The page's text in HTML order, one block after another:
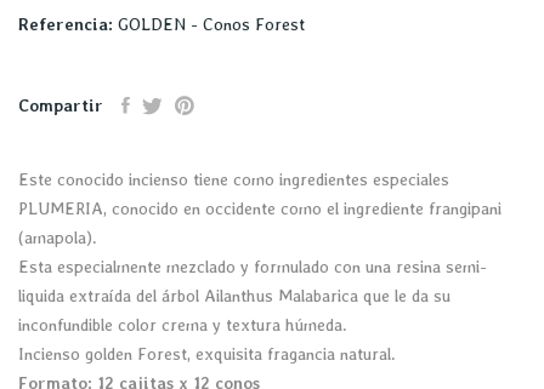
Referencia: GOLDEN - Conos Forest
Compartir
Este conocido incienso tiene como ingredientes especiales
PLUMERIA, conocido en occidente como el ingrediente frangipani
(amapola).
Esta especialmente mezclado y formulado con una resina semi-
liquida extraída del árbol Ailanthus Malabarica que le da su
inconfundible color crema y textura húmeda.
Incienso golden Forest, exquisita fragancia natural.
Formato: 12 cajitas x 12 conos